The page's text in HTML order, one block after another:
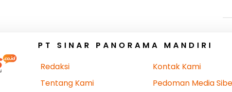
PT SINAR PANORAMA MANDIRI
Redaksi
Tentang Kami
Kontak Kami
Pedoman Media